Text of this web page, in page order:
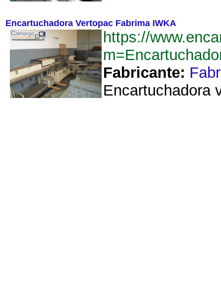
Encartuchadora Vertopac Fabrima IWKA
https://
Fabricante:
Encartuchadora